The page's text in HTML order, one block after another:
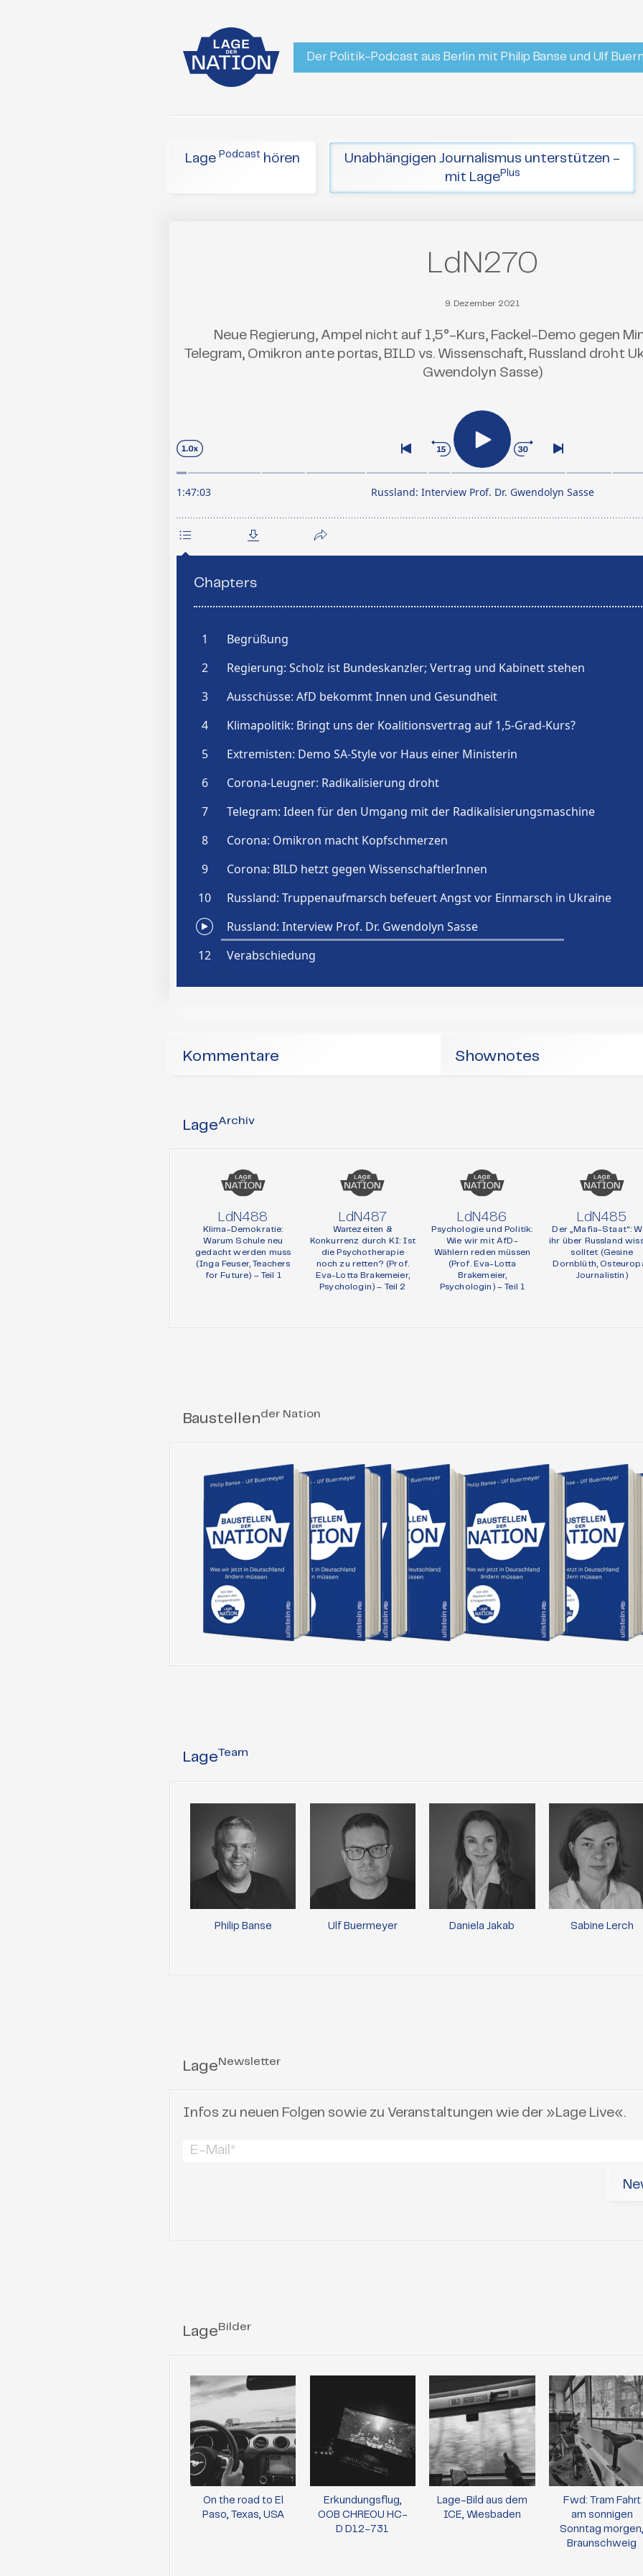
Der Politik-Podcast aus Berlin mit Philip Banse und Ulf
Lage Podcasthören
Unabhängigen Journalismus unterstützen -
mit LagePlus
LdN270
9. Dezember 2021
Neue Regierung, Ampel nicht auf 1,5°-Kurs, Fackel-Demo gegen
Telegram, Omikron ante portas, BILD vs. Wissenschaft, Russland droht
Gwendolyn Sasse)
Kommentare Shownotes
LageArchiv
LdN488
Klima-Demokratie:
Warum Schule neu
gedacht werden muss
(Inga Feuser, Teachers
for Future) – Teil 1
LdN487
Wartezeiten &
Konkurrenz durch KI: Ist
die Psychotherapie
noch zu retten? (Prof.
Eva-Lotta Brakemeier,
Psychologin) – Teil 2
LdN486
Psychologie und Politik:
Wie wir mit AfD-
Wählern reden müssen
(Prof. Eva-Lotta
Brakemeier,
Psychologin) – Teil 1
LdN485
Der „Mafia-Staat“:
ihr über Russland
solltet (Gesine
Dornblüth,
Journalistin)
Baustellender Nation
LageTeam
Philip Banse Ulf Buermeyer Daniela Jakab Sabine Lerch
Lage Newsletter
Infos zu neuen Folgen sowie zu Veranstaltungen wie der »Lage Live«.
Lage Bilder
On the road to El
Paso, Texas, USA
Erkundungsflug,
OOB CHREOU HC-
D D12-731
Lage-Bild aus dem
ICE, Wiesbaden
Fwd: Tram Fahrt
am sonnigen
Sonntag morgen,
Braunschweig